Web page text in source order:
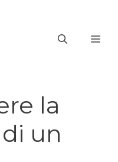
la
un